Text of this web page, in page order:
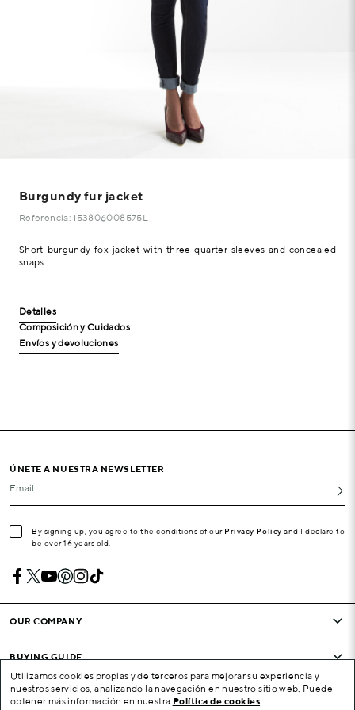
Burgundy fur jacket
Referencia: 153806008575L
Short burgundy fox jacket with three quarter sleeves and concealed
snaps
Detalles
Composición y Cuidados
Envíos y devoluciones
ÚNETE A NUESTRA NEWSLETTER
Email
By signing up, you agree to the conditions of our Privacy Policy and I declare to
be over 16 years old.
OUR COMPANY
BUYING GUIDE
CONDITIONS AND COMPANY
Utilizamos cookies propias y de terceros para mejorar su experiencia y
nuestros servicios, analizando la navegación en nuestro sitio web. Puede
obtener más información en nuestra Política de cookies